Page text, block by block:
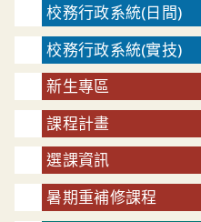
校務行政系統(日間)
校務行政系統(實技)
新生專區
課程計畫
選課資訊
暑期重補修課程